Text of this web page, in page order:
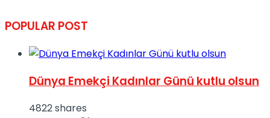
POPULAR POST
Dünya Emekçi Kadınlar Günü kutlu olsun
4822 shares